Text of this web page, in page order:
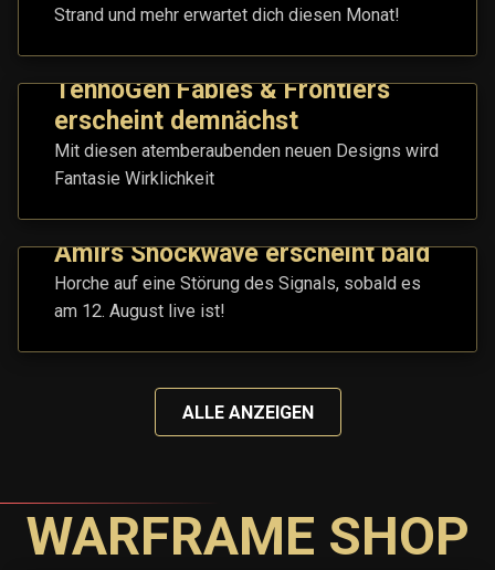
Strand und mehr erwartet dich diesen Monat!
TennoGen Fables & Frontiers
erscheint demnächst
Mit diesen atemberaubenden neuen Designs wird
Fantasie Wirklichkeit
Amirs Shockwave erscheint bald
Horche auf eine Störung des Signals, sobald es
am 12. August live ist!
ALLE ANZEIGEN
WARFRAME SHOP